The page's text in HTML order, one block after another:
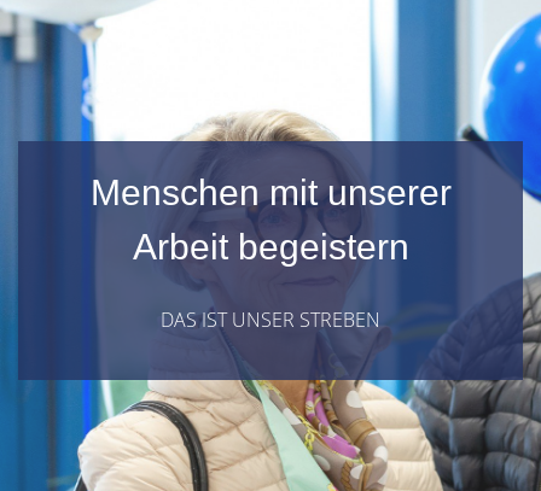
Menschen mit unserer
Arbeit begeistern
DAS IST UNSER STREBEN